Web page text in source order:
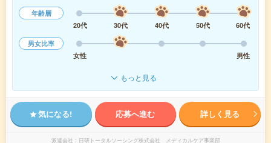
年齢層
20代
30代 40代 50代
60代
男女比率
女性
男性
もっと見る
気になる! 応募へ進む 詳しく見る
派遣会社 日研トータルソーシング株式会社 メディカルケア事業部